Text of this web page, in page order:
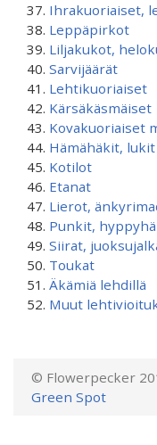
Ihrakuoriaiset,
Leppäpirkot
Liljakukot,
Sarvijäärät
Lehtikuoriaiset
Kärsäkäsmäiset
Kovakuoriaiset
Hämähäkit, lukit
Kotilot
Etanat
Lierot,
Punkit,
Siirat,
Toukat
Äkämiä lehdillä
Muut
© Flowerpecker
Green Spot